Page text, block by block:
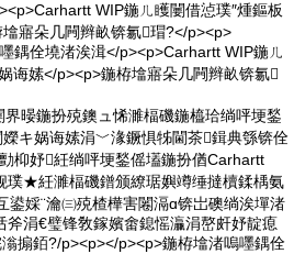
WIP鍦ㄦ矆闄借惉璞″煄鏂板
寤朵几闁辫畝锛氱瑁?</p><p>
鍝佺墝渚涘湒</p><p>Carhartt WIP鍦ㄦ
诲嫊</p><p>鍦栫墖寤朵几闁辫畝锛氱
暥鍦扮殑鐭ュ悕濉楅磯鍦橀珨绱呯埂鍫
キ娲诲嫊涓﹀湪鐝惧牬閫茶鍓典綔锛佺
枊妤紝绱呯埂鍫傜壒鍦扮偤Carhartt
璞★紝濉楅磯鐠颁繚琚嬩竴缍撻櫝鍒楀氨
鍙婇¨瀹㈢殑楂樺害闂滆ɑ锛岀礇绱涘墠渚
斧涓€璧锋敎鎵嬪畬鎴愮灜涓嶅皯妤靛瘜
搧銆?/p><p></p><p>鍦栫墖渚嗚嚜鍝佺